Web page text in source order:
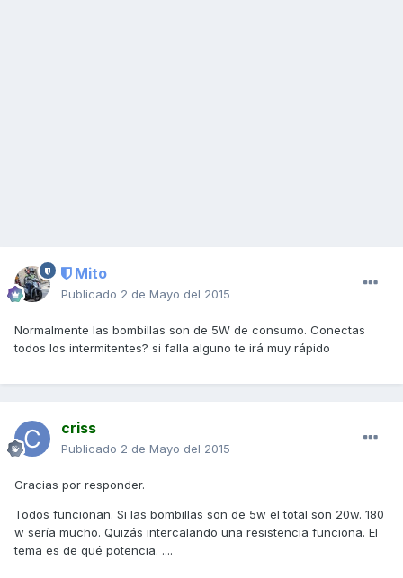
Mito
Publicado 2 de Mayo del 2015
Normalmente las bombillas son de 5W de consumo. Conectas
todos los intermitentes? si falla alguno te irá muy rápido
criss
Publicado 2 de Mayo del 2015
Gracias por responder.
Todos funcionan. Si las bombillas son de 5w el total son 20w. 180
w sería mucho. Quizás intercalando una resistencia funciona. El
tema es de qué potencia. ....